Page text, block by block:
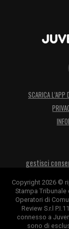
CHIESA –
dell’Italia,
può dire
deve
Ti porto
è uno che
tiro.
QUI LA
LA
SCARICA
gestisci
Copyright 2026 ©
Stampa
Operatori di
Review S.r.l
connesso a
sono di